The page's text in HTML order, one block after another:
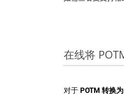
在线将
对于 POTM 转换